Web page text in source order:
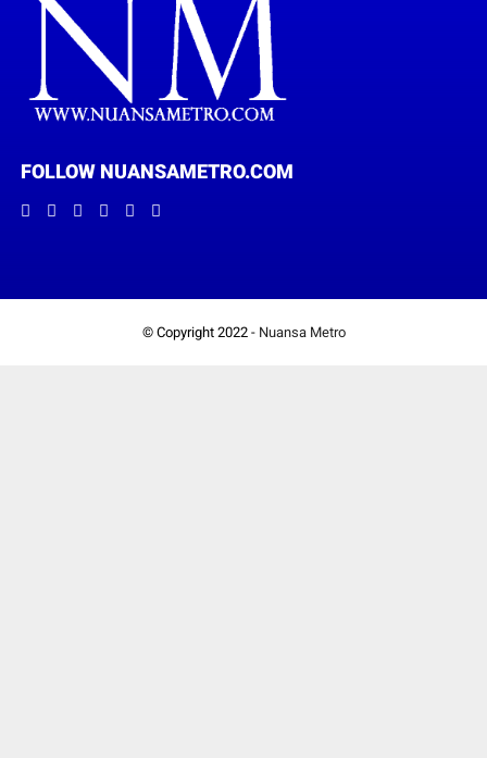
FOLLOW NUANSAMETRO.COM
© Copyright 2022 - Nuansa Metro